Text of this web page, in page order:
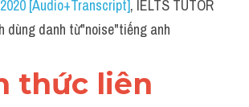
[Audio+Transcript], IELTS TUTOR
dùng danh từ"noise"tiếng anh
thức liên